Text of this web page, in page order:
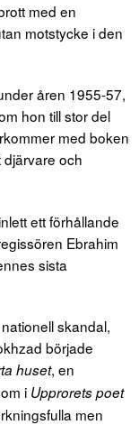
med en
motstycke i den
åren 1955-57,
hon till stor del
med boken
och
ett förhållande
Ebrahim
sista
skandal,
började
huset, en
i Upprorets poet
men